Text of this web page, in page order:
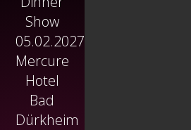
Show
05.02.2027
Mercure
Hotel
Bad
Dürkheim